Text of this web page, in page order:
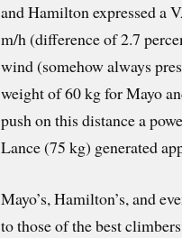
and Hamilton expressed a
m/h (difference of 2.7
wind (somehow always
weight of 60 kg for Mayo
push on this distance a
Lance (75 kg) generated
Mayo’s, Hamilton’s, and
to those of the best